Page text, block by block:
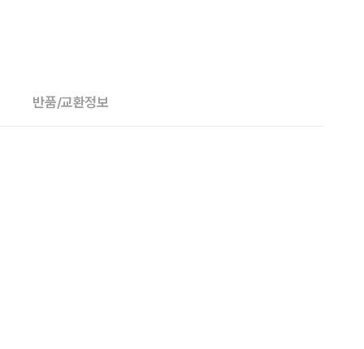
반품/교환정보